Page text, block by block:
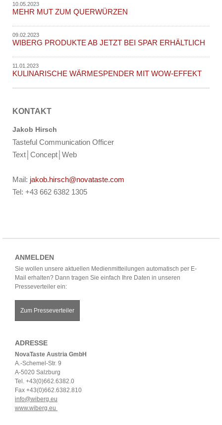
10.05.2023
MEHR MUT ZUM QUERWÜRZEN
09.02.2023
WIBERG PRODUKTE AB JETZT BEI SPAR ERHÄLTLICH
11.01.2023
KULINARISCHE WÄRMESPENDER MIT WOW-EFFEKT
KONTAKT
Jakob Hirsch
Tasteful Communication Officer
Text│Concept│Web
Mail: jakob.hirsch@novataste.com
Tel: +43 662 6382 1305
ANMELDEN
Sie wollen unsere aktuellen Medienmitteilungen automatisch per E-
Mail erhalten? Dann tragen Sie einfach Ihre Daten in unseren
Presseverteiler ein:
Zum Presseverteiler
ADRESSE
NovaTaste Austria GmbH
A.-Schemel-Str. 9
A-5020 Salzburg
Tel. +43(0)662.6382.0
Fax +43(0)662.6382.810
info@wiberg.eu
www.wiberg.eu